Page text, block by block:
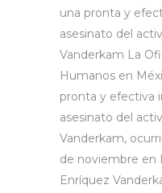
una pronta y
asesinato del
Vanderkam La
Humanos en
pronta y efectiva
asesinato del
Vanderkam,
de noviembre en
Enríquez